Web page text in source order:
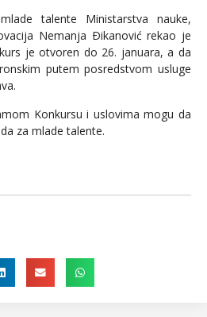
talente Ministarstva nauke,
Nemanja Ðikanović rekao je
je otvoren do 26. januara, a da
putem posredstvom usluge
Konkursu i uslovima mogu da
za mlade talente.